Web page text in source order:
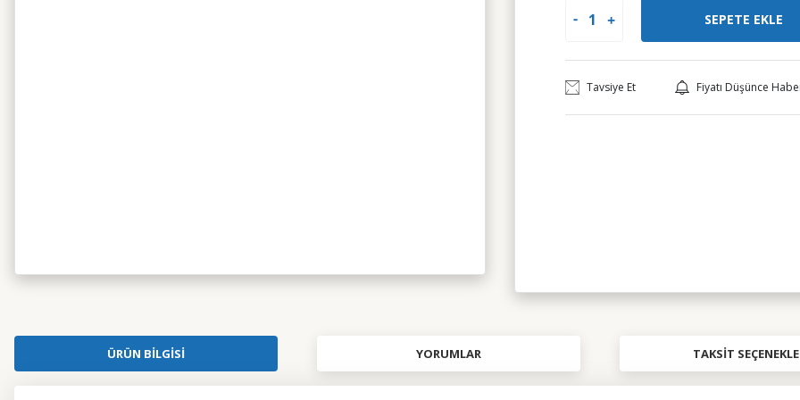
SEPETE EKLE
Tavsiye Et Fiyatı Düşünce
ÜRÜN BILGISI YORUMLAR TAKSIT